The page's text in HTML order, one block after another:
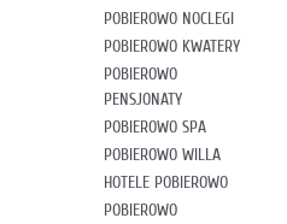
POBIEROWO NOCLEGI
POBIEROWO KWATERY
POBIEROWO
PENSJONATY
POBIEROWO SPA
POBIEROWO WILLA
HOTELE POBIEROWO
POBIEROWO